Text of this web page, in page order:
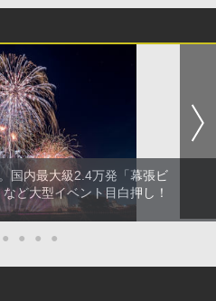
国内最大級2.4万発「幕張ビ
ど大型イベント目白押し！
● ● ● ●